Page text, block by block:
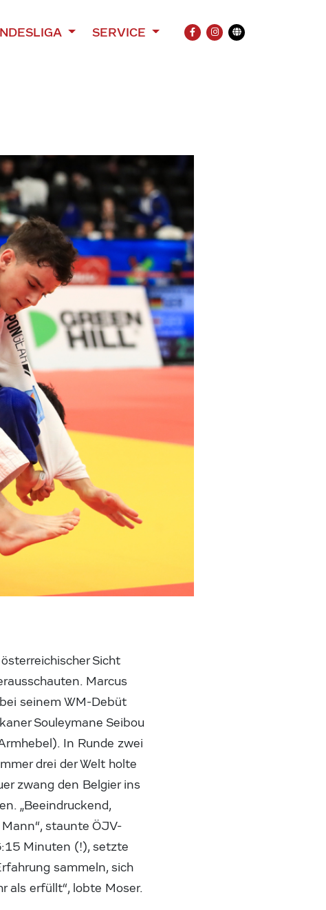
SERVICE
FACEBOOK
INSTAGRAM
Übersetzung
Sicht
Marcus
seinem WM-Debüt
Souleymane Seibou
In Runde zwei
drei der Welt holte
zwang den Belgier ins
„Beeindruckend,
staunte ÖJV-
Minuten (!), setzte
sammeln, sich
als erfüllt“, lobte Moser.